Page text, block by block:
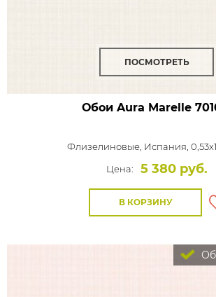
ПОСМОТРЕТЬ
Обои Aura Marelle
Флизелиновые, Испания,
Цена:
5 380 руб.
В КОРЗИНУ